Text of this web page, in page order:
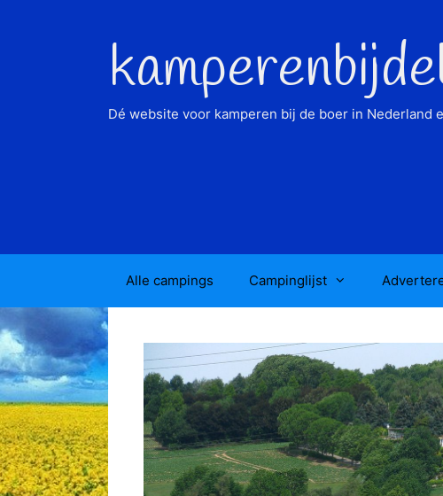
Dé website voor kamperen bij de boer in Nederland
Alle campings Campinglijst